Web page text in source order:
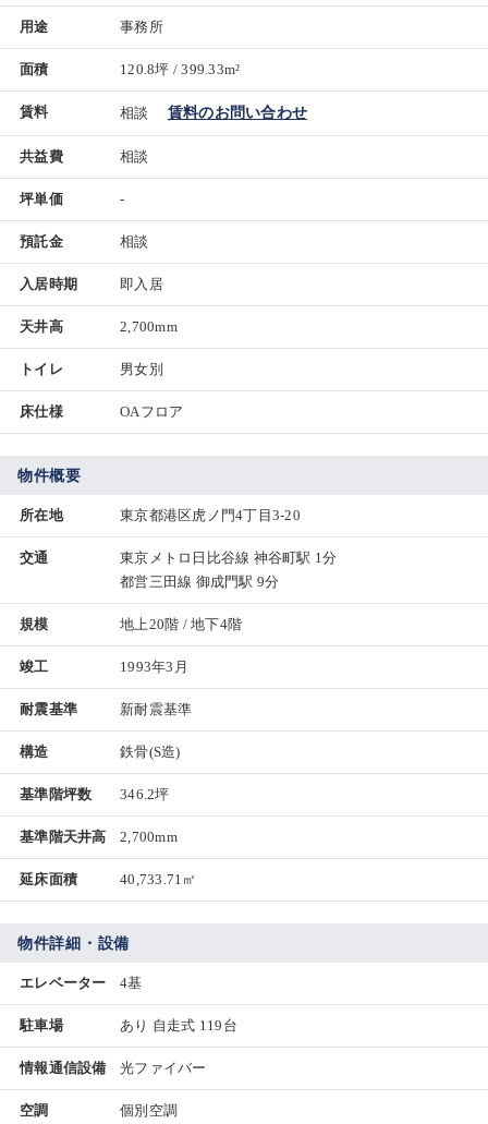
用途 事務所
面積 120.8坪 / 399.33m²
賃料 相談 賃料のお問い合わせ
共益費 相談
坪単価 -
預託金 相談
入居時期 即入居
天井高 2,700mm
トイレ 男女別
床仕様 OAフロア
物件概要
所在地 東京都港区虎ノ門4丁目3-20
交通
東京メトロ日比谷線 神谷町駅 1分
都営三田線 御成門駅 9分
規模 地上20階 / 地下4階
竣工 1993年3月
耐震基準 新耐震基準
構造 鉄骨(S造)
基準階坪数 346.2坪
基準階天井高 2,700mm
延床面積 40,733.71㎡
物件詳細・設備
エレベーター 4基
駐車場 あり 自走式 119台
情報通信設備 光ファイバー
空調 個別空調